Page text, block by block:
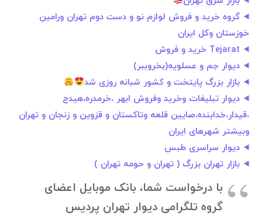
گروه خرید و فروش لوازم نو و دست دوم تهران ورامین
خوزستان وکل ایران
Tejarat خرید و فروش
دیوار جم و عسلویه(بخروببر)
بازار بزرگ پایتخت و کشور شبانه روزی شد
دیوار تبلیغات وخرید وفروش ابهر ،خرمدره،هیدج
،قیدار،خدابنده،صایین قلعه وتاکستان و قزوین و زنجان و تهران
وبیشتر شهرهای ایران
دیوار سراسری طبس
بازار تهران بزرگ ( تهران و حومه تهران )
با درخواست شما، بانک موبایل اعضای
گروه تلگرامی دیوار تهران پردیس